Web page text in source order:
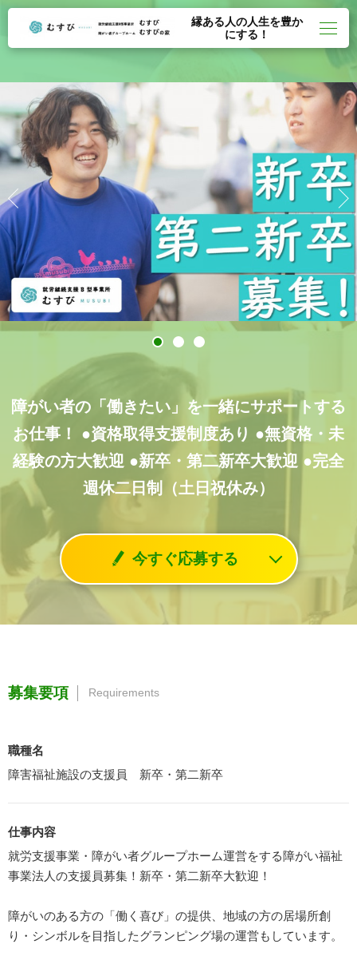
縁ある人の人生を豊か
にする！
障がい者の「働きたい」を一緒にサポートする
お仕事！
●資格取得支援制度あり ●無資格・未
経験の方大歓迎 ●新卒・第二新卒大歓迎 ●完全
週休二日制（土日祝休み）
今すぐ応募する
募集要項 Requirements
職種名
障害福祉施設の支援員 新卒・第二新卒
仕事内容
就労支援事業・障がい者グループホーム運営をする障がい福祉
事業法人の支援員募集！新卒・第二新卒大歓迎！
障がいのある方の「働く喜び」の提供、地域の方の居場所創
り・シンボルを目指したグランピング場の運営もしています。